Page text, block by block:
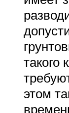
такого
этом